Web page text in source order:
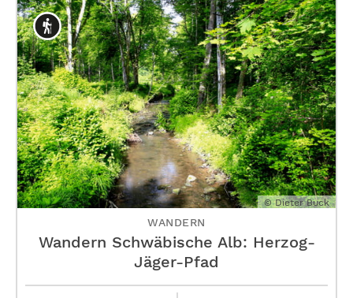
© Dieter Buck
WANDERN
Wandern Schwäbische Alb: ­Herzog-
Jäger-Pfad